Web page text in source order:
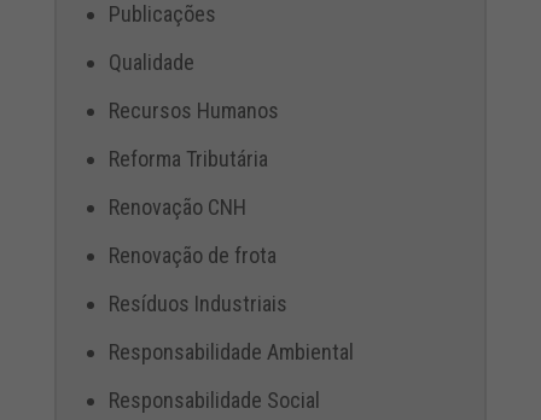
Publicações
Qualidade
Recursos Humanos
Reforma Tributária
Renovação CNH
Renovação de frota
Resíduos Industriais
Responsabilidade Ambiental
Responsabilidade Social